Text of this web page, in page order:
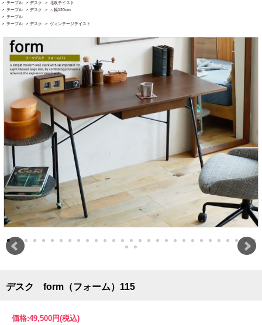
> テーブル > デスク > 北欧テイスト
> テーブル > デスク > ～幅120cm
> テーブル
> テーブル > デスク > ヴィンテージテイスト
デスク form（フォーム）115
価格:49,500円(税込)